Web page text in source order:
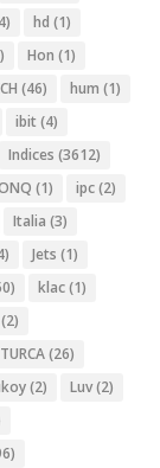
hd (1)
Hon (1)
(46) hum (1)
ibit (4)
Indices (3612)
(1) ipc(2)
Italia (3)
Jets (1)
klac(1)
(2)
(26)
(2) Luv(2)